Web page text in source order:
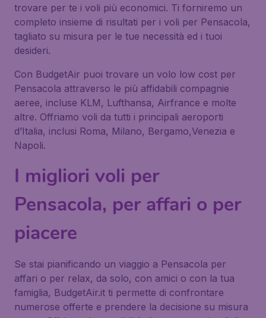
trovare per te i voli più economici. Ti forniremo un
completo insieme di risultati per i voli per Pensacola,
tagliato su misura per le tue necessità ed i tuoi
desideri.
Con BudgetAir puoi trovare un volo low cost per
Pensacola attraverso le più affidabili compagnie
aeree, incluse KLM, Lufthansa, Airfrance e molte
altre. Offriamo voli da tutti i principali aeroporti
d’Italia, inclusi Roma, Milano, Bergamo,Venezia e
Napoli.
I migliori voli per
Pensacola, per affari o per
piacere
Se stai pianificando un viaggio a Pensacola per
affari o per relax, da solo, con amici o con la tua
famiglia, BudgetAir.it ti permette di confrontare
numerose offerte e prendere la decisione su misura